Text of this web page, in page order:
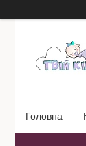
Головна